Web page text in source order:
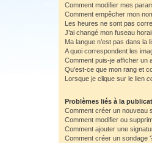
Comment modifier mes
Comment empêcher mon
Les heures ne sont pas
J’ai changé mon fuseau
Ma langue n’est pas dans la
A quoi correspondent les
Comment puis-je afficher un
Qu’est-ce que mon rang et
Lorsque je clique sur le lien
Problèmes liés à la
Comment créer un nouveau
Comment modifier ou
Comment ajouter une
Comment créer un sondage